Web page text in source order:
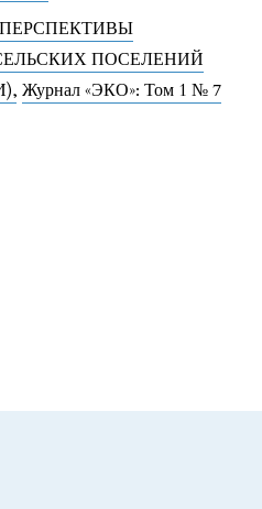
ПЕРСПЕКТИВЫ
ПОСЕЛЕНИЙ
, Журнал «ЭКО»: Том 1 № 7